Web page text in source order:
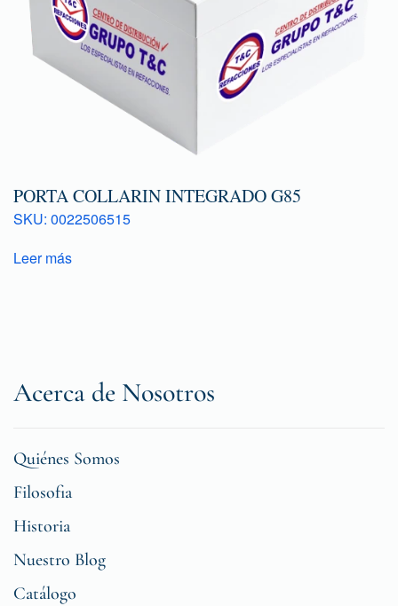
PORTA COLLARIN INTEGRADO G85
SKU: 0022506515
Leer más
Acerca de Nosotros
Quiénes Somos
Filosofia
Historia
Nuestro Blog
Catálogo